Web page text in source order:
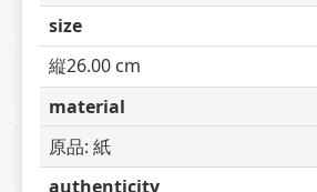
size
縦26.00 cm
material
原品: 紙
authenticity